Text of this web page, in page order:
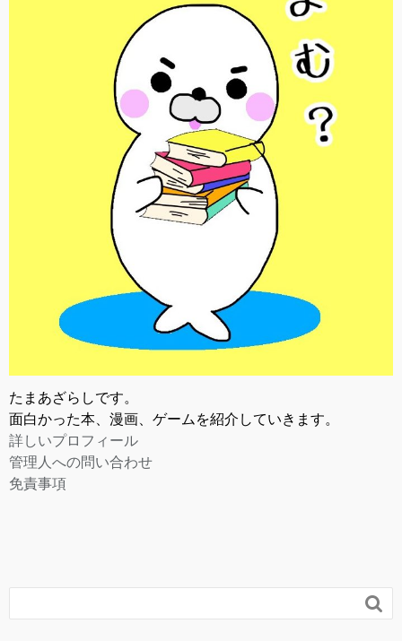
たまあざらしです。
面白かった本、漫画、ゲームを紹介していきます。
詳しいプロフィール
管理人への問い合わせ
免責事項
